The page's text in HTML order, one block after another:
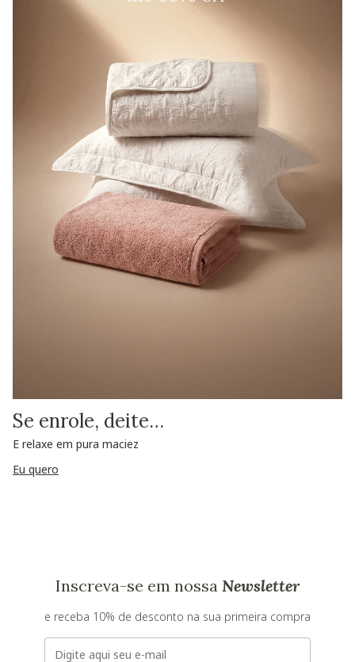
Se enrole, deite…
E relaxe em pura maciez
Eu quero
Inscreva-se em nossa Newsletter
e receba 10% de desconto na sua primeira compra
E-mail